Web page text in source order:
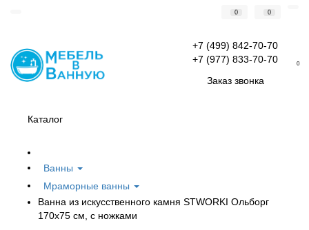
0 0
+7 (499) 842-70-70
+7 (977) 833-70-70
Заказ звонка
0
Каталог
Ванны
Мраморные ванны
Ванна из искусственного камня STWORKI Ольборг
170x75 см, с ножками